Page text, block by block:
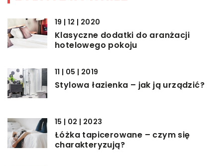
19 | 12 | 2020
Klasyczne dodatki do aranżacji
hotelowego pokoju
11 | 05 | 2019
Stylowa łazienka – jak ją urządzić?
15 | 02 | 2023
Łóżka tapicerowane – czym się
charakteryzują?